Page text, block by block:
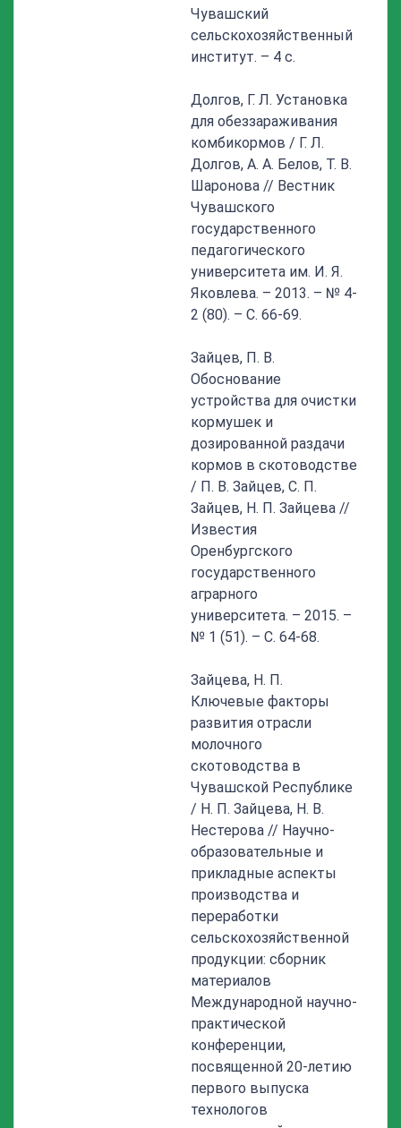
Чувашский
сельскохозяйственный
институт. – 4 с.
Долгов, Г. Л. Установка
для обеззараживания
комбикормов / Г. Л.
Долгов, А. А. Белов, Т. В.
Шаронова // Вестник
Чувашского
государственного
педагогического
университета им. И. Я.
Яковлева. – 2013. – № 4-
2 (80). – С. 66-69.
Зайцев, П. В.
Обоснование
устройства для очистки
кормушек и
дозированной раздачи
кормов в скотоводстве
/ П. В. Зайцев, С. П.
Зайцев, Н. П. Зайцева //
Известия
Оренбургского
государственного
аграрного
университета. – 2015. –
№ 1 (51). – С. 64-68.
Зайцева, Н. П.
Ключевые факторы
развития отрасли
молочного
скотоводства в
Чувашской Республике
/ Н. П. Зайцева, Н. В.
Нестерова // Научно-
образовательные и
прикладные аспекты
производства и
переработки
сельскохозяйственной
продукции: сборник
материалов
Международной научно-
практической
конференции,
посвященной 20-летию
первого выпуска
технологов